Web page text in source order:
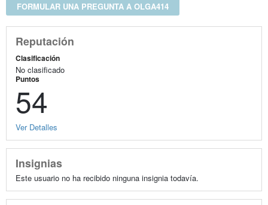
FORMULAR UNA PREGUNTA A OLGA414
Reputación
Clasificación
No clasificado
Puntos
54
Ver Detalles
Insignias
Este usuario no ha recibido ninguna insignia todavía.